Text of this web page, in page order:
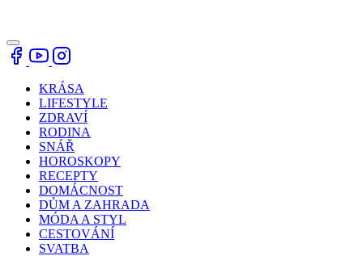
KRÁSA
LIFESTYLE
ZDRAVÍ
RODINA
SNÁŘ
HOROSKOPY
RECEPTY
DOMÁCNOST
DŮM A ZAHRADA
MÓDA A STYL
CESTOVÁNÍ
SVATBA